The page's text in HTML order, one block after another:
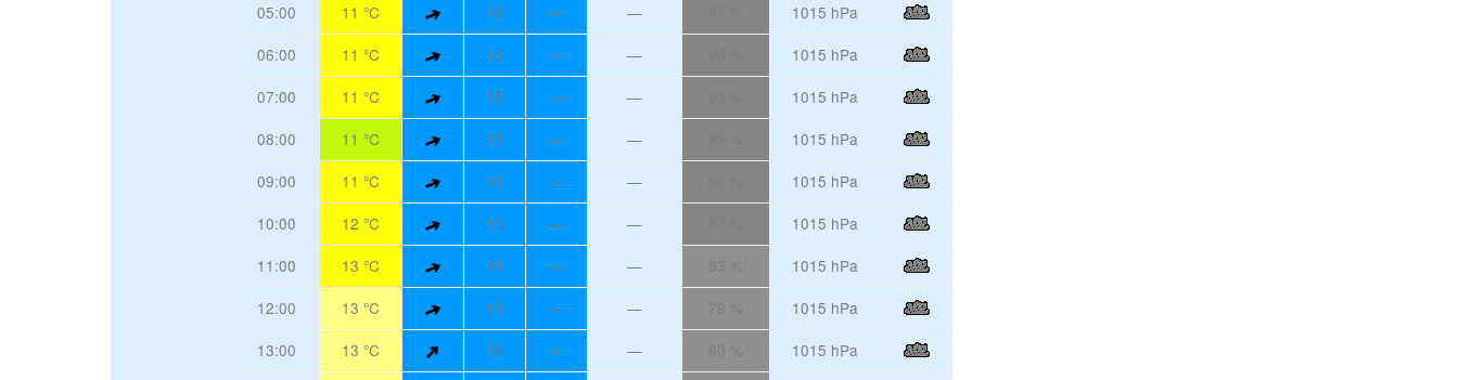
05:00
11 °C 15 — —
1015 hPa
06:00
11 °C 15 — —
1015 hPa
07:00
11 °C 15 — —
1015 hPa
08:00
11 °C 15 — —
1015 hPa
09:00
11 °C 15 — —
1015 hPa
10:00
12 °C 15 — —
1015 hPa
11:00
13 °C 15 — —
1015 hPa
12:00
13 °C 15 — —
1015 hPa
13:00
13 °C 15 — —
1015 hPa